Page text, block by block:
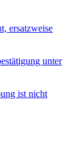
ersatzweise
unter
ist nicht